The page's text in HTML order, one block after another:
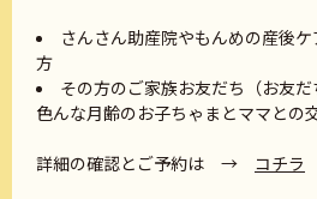
さんさん助産院やもんめの産後
方
その方のご家族お友だち（お友だ
色んな月齢のお子ちゃまとママとの
詳細の確認とご予約は → コチラ